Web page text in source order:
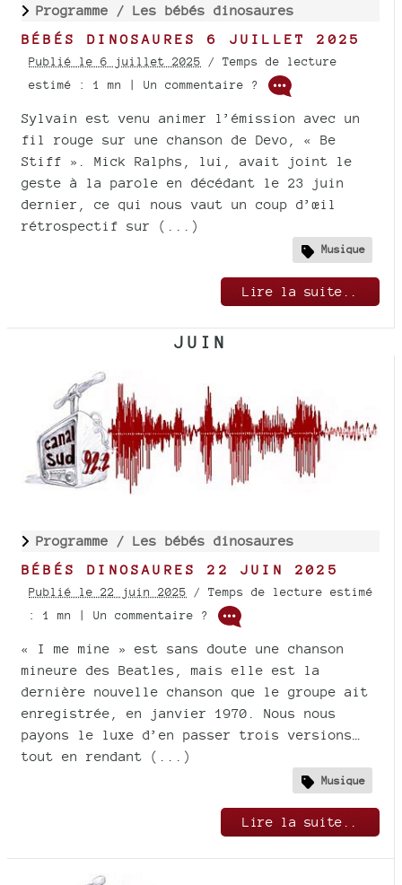
Programme / Les bébés dinosaures
BÉBÉS DINOSAURES 6 JUILLET 2025
Publié le 6 juillet 2025 / Temps de lecture
estimé : 1 mn | Un commentaire ?
Sylvain est venu animer l’émission avec un
fil rouge sur une chanson de Devo, « Be
Stiff ». Mick Ralphs, lui, avait joint le
geste à la parole en décédant le 23 juin
dernier, ce qui nous vaut un coup d’œil
rétrospectif sur (...)
Musique
Lire la suite..
JUIN
Programme / Les bébés dinosaures
BÉBÉS DINOSAURES 22 JUIN 2025
Publié le 22 juin 2025 / Temps de lecture estimé
: 1 mn | Un commentaire ?
« I me mine » est sans doute une chanson
mineure des Beatles, mais elle est la
dernière nouvelle chanson que le groupe ait
enregistrée, en janvier 1970. Nous nous
payons le luxe d’en passer trois versions…
tout en rendant (...)
Musique
Lire la suite..